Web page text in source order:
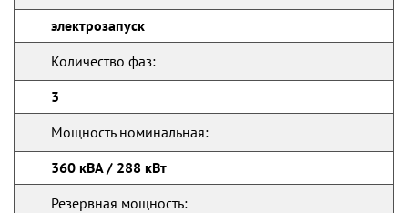
электрозапуск
Количество фаз:
3
Мощность номинальная:
360 кВА / 288 кВт
Резервная мощность: